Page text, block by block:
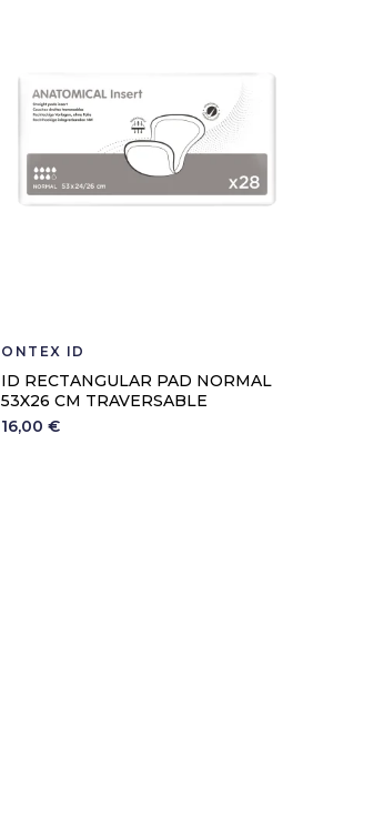
ONTEX ID
ID RECTANGULAR PAD NORMAL
53X26 CM TRAVERSABLE
16,00 €